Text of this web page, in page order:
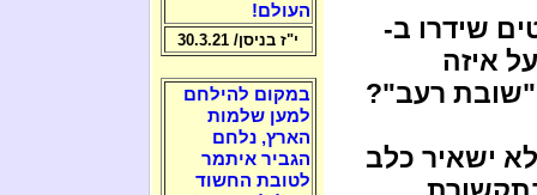
שידרו ב-
איזה
"שובת רעב"?
ישאיר כלב
העולם!
י"ז בניסן/ 30.3.21
במקום להילחם
למען שלמות
הארץ, נלחם
הגביר איתמר
לטובת החשוד